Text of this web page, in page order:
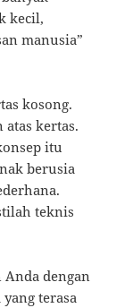
kecil,
manusia”
kosong.
kertas.
itu
berusia
teknis
Anda dengan
terasa